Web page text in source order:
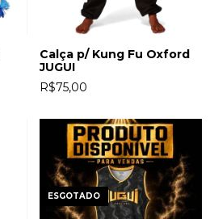
Calça p/ Kung Fu Oxford
JUGUI
R$75,00
ESGOTADO